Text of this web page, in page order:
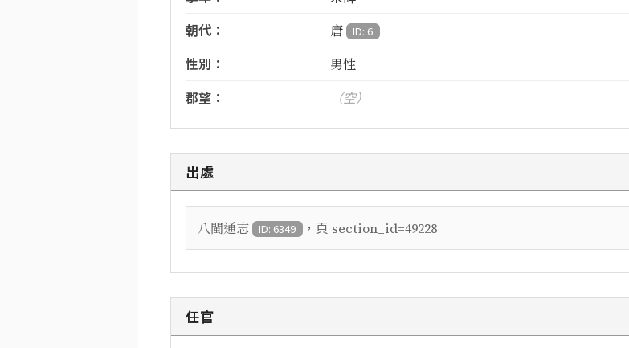
朝代：
唐 ID: 6
性別： 男性
郡望： （空）
出處
八閩通志 ID: 6349 ，頁 section_id=49228
任官